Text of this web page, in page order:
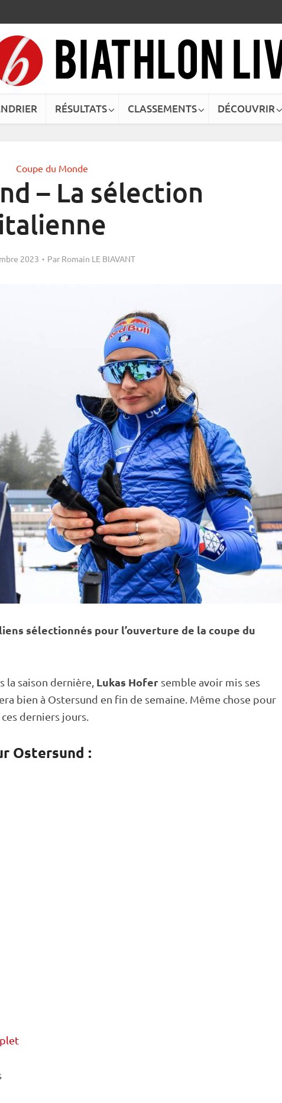
RÉSULTATS CLASSEMENTS DÉCOUVRIR
Coupe du Monde
– La sélection
2023 Par Romain LE BIAVANT
sélectionnés pour l’ouverture de la coupe du
la saison dernière, Lukas Hofer semble avoir mis ses
bien à Ostersund en fin de semaine. Même chose pour
derniers jours.
Ostersund :